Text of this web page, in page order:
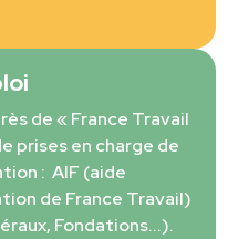
de « France Travail
prises en charge de
: AIF (aide
de France Travail)
Fondations...).